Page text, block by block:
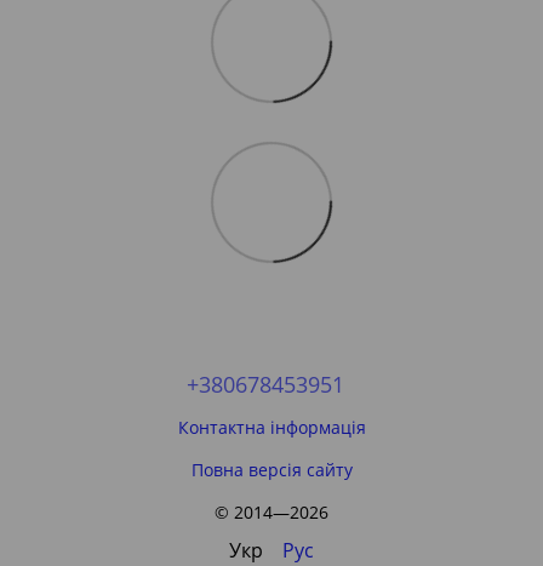
+380678453951
Контактна інформація
Повна версія сайту
© 2014—2026
Укр Рус